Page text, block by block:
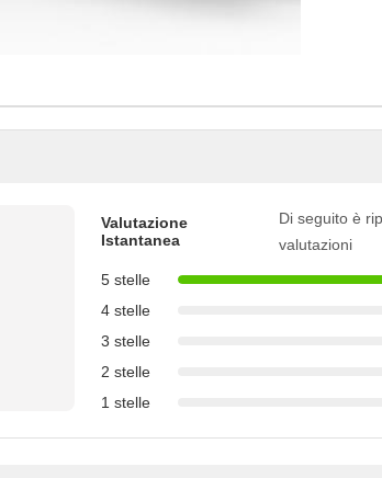
Valutazione
Istantanea
Di seguito è
valutazioni
5 stelle
4 stelle
3 stelle
2 stelle
1 stelle